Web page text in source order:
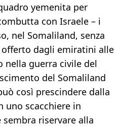
yemenita per
con Israele – i
nel Somaliland, senza
dagli emiratini alle
nella guerra civile del
del Somaliland
così prescindere dalla
uno scacchiere in
riservare alla